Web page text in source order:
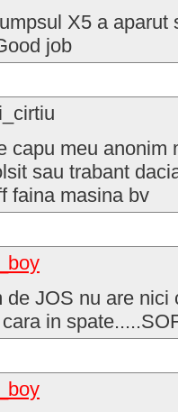
X5 a
job
capu meu anonim
sau trabant
faina masina bv
de JOS nu are
in